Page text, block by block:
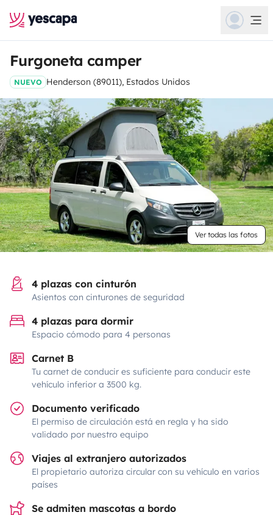
Furgoneta camper
NUEVO Henderson (89011), Estados Unidos
Ver todas las fotos
4 plazas con cinturón
Asientos con cinturones de seguridad
4 plazas para dormir
Espacio cómodo para 4 personas
Carnet B
Tu carnet de conducir es suficiente para conducir este
vehículo inferior a 3500 kg.
Documento verificado
El permiso de circulación está en regla y ha sido
validado por nuestro equipo
Viajes al extranjero autorizados
El propietario autoriza circular con su vehículo en varios
países
Se admiten mascotas a bordo